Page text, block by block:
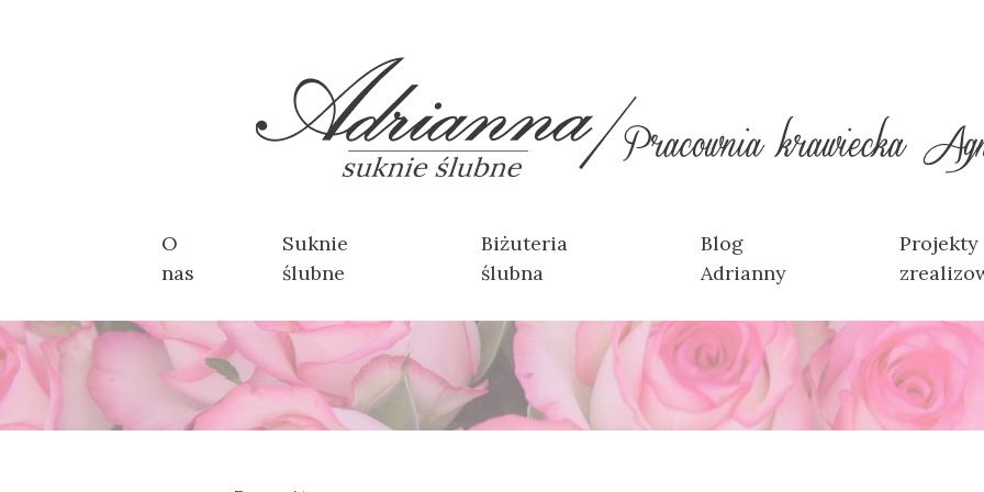
O
nas
Suknie
ślubne
Biżuteria
ślubna
Blog
Adrianny
Projekty